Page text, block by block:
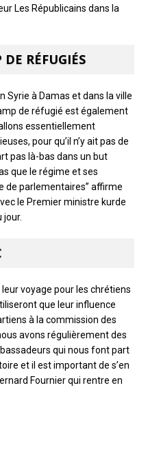
Les Républicains dans la
RÉFUGIÉS
Syrie à Damas et dans la ville
de réfugié est également
essentiellement
pour qu’il n’y ait pas de
pas là-bas dans un but
que le régime et ses
de parlementaires” affirme
le Premier ministre kurde
jour.
voyage pour les chrétiens
que leur influence
à la commission des
avons régulièrement des
qui nous font part
et il est important de s’en
Fournier qui rentre en